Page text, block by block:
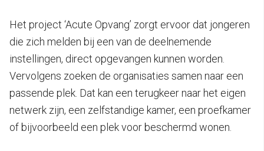
Het project ‘Acute Opvang’ zorgt ervoor dat jongeren
die zich melden bij een van de deelnemende
instellingen, direct opgevangen kunnen worden.
Vervolgens zoeken de organisaties samen naar een
passende plek. Dat kan een terugkeer naar het eigen
netwerk zijn, een zelfstandige kamer, een proefkamer
of bijvoorbeeld een plek voor beschermd wonen.